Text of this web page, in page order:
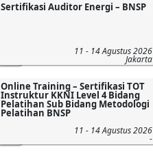
Sertifikasi Auditor Energi – BNSP
11 - 14 Agustus 2026
Jakarta
Online Training – Sertifikasi TOT
Instruktur KKNI Level 4 Bidang
Pelatihan Sub Bidang Metodologi
Pelatihan BNSP
11 - 14 Agustus 2026
-